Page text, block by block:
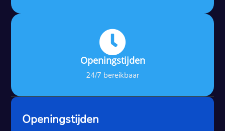

Openingstijden
24/7 bereikbaar
Openingstijden